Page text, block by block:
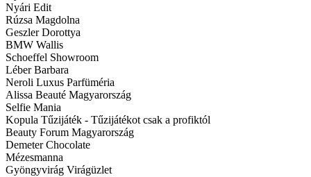
Nyári Edit
Rúzsa Magdolna
Geszler Dorottya
BMW Wallis
Schoeffel Showroom
Léber Barbara
Neroli Luxus Parfüméria
Alissa Beauté Magyarország
Selfie Mania
Kopula Tűzijáték - Tűzijátékot csak a profiktól
Beauty Forum Magyarország
Demeter Chocolate
Mézesmanna
Gyöngyvirág Virágüzlet